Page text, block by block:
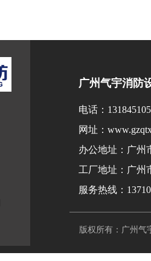
广州气宇消防
电话：
网址：
办公地址：广州
工厂地址：广州
服务热线：
版权所有：广州气